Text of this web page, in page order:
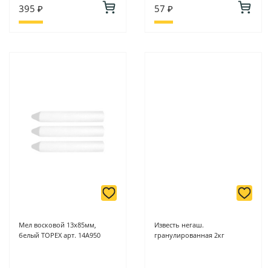
395 ₽ 57 ₽
Мел восковой 13х85мм,
белый TOPEX арт. 14A950
Известь негаш.
гранулированная 2кг